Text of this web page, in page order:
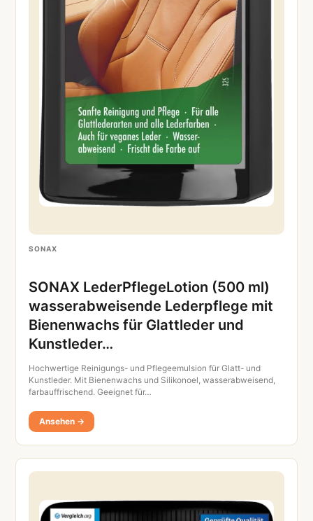
SONAX
SONAX LederPflegeLotion (500 ml)
wasserabweisende Lederpflege mit
Bienenwachs für Glattleder und
Kunstleder…
Hochwertige Reinigungs- und Pflegeemulsion für Glatt- und
Kunstleder. Mit Bienenwachs und Silikonoel, wasserabweisend,
farbauffrischend. Geeignet für…
Ansehen →